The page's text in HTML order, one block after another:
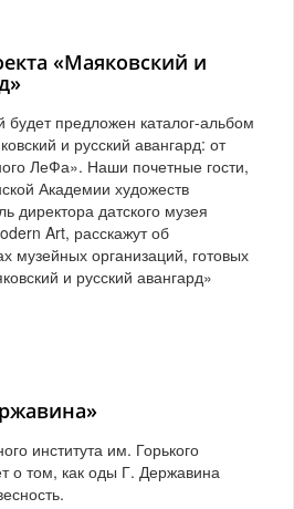
«Маяковский и
предложен каталог-альбом
и русский авангард: от
ЛеФа». Наши почетные гости,
Академии художеств
директора датского музея
Art, расскажут об
музейных организаций, готовых
и русский авангард»
института им. Горького
о том, как оды Г. Державина